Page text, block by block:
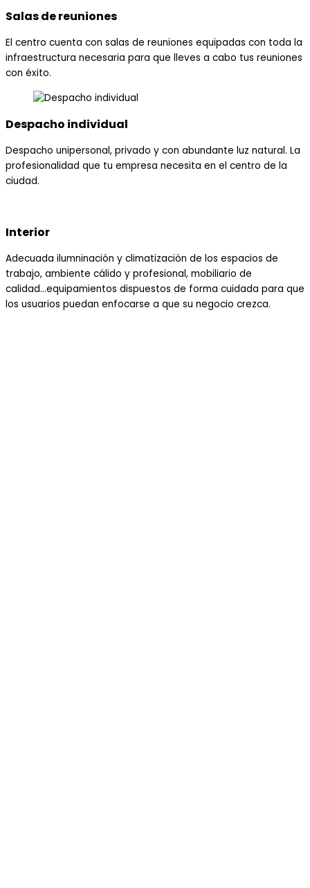
Salas de reuniones
El centro cuenta con salas de reuniones equipadas con toda la
infraestructura necesaria para que lleves a cabo tus reuniones
con éxito.
Despacho individual
Despacho unipersonal, privado y con abundante luz natural. La
profesionalidad que tu empresa necesita en el centro de la
ciudad.
Interior
Adecuada ilumninación y climatización de los espacios de
trabajo, ambiente cálido y profesional, mobiliario de
calidad...equipamientos dispuestos de forma cuidada para que
los usuarios puedan enfocarse a que su negocio crezca.